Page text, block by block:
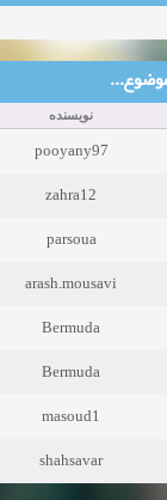
نویسنده
pooyany97
zahra12
parsoua
arash.mousavi
Bermuda
Bermuda
masoud1
shahsavar